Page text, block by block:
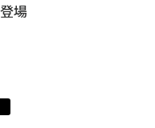
須夫のヒント集！ (2008)
場